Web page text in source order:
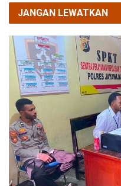
JANGAN LEWATKAN